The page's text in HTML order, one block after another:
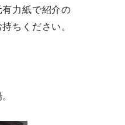
力紙で紹介の
ちください。